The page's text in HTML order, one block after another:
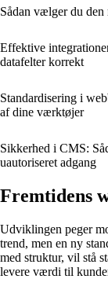
Sådan vælger du
Effektive
datafelter korrekt
Standardisering i
af dine værktøjer
Sikkerhed i CMS:
uautoriseret adgang
Fremtidens
Udviklingen peger
trend, men en ny
med struktur, vil stå
levere værdi til